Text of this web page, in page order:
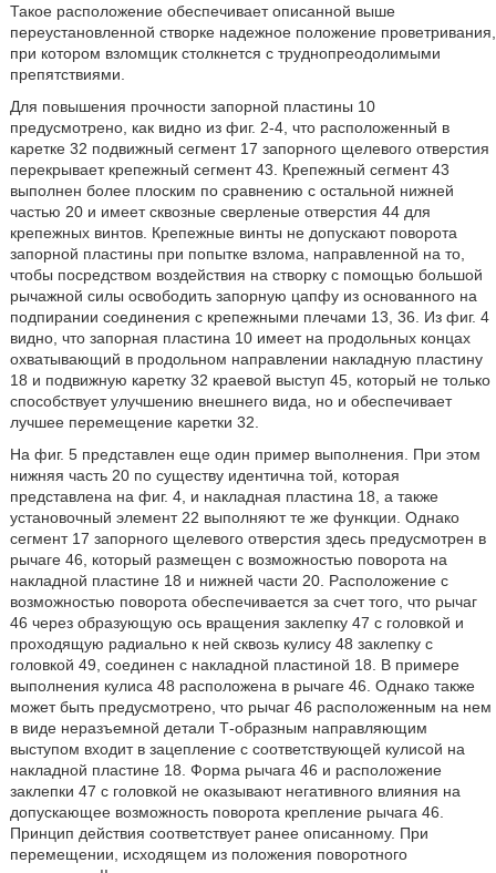
Такое расположение обеспечивает описанной выше
переустановленной створке надежное положение проветривания,
при котором взломщик столкнется с труднопреодолимыми
препятствиями.
Для повышения прочности запорной пластины 10
предусмотрено, как видно из фиг. 2-4, что расположенный в
каретке 32 подвижный сегмент 17 запорного щелевого отверстия
перекрывает крепежный сегмент 43. Крепежный сегмент 43
выполнен более плоским по сравнению с остальной нижней
частью 20 и имеет сквозные сверленые отверстия 44 для
крепежных винтов. Крепежные винты не допускают поворота
запорной пластины при попытке взлома, направленной на то,
чтобы посредством воздействия на створку с помощью большой
рычажной силы освободить запорную цапфу из основанного на
подпирании соединения с крепежными плечами 13, 36. Из фиг. 4
видно, что запорная пластина 10 имеет на продольных концах
охватывающий в продольном направлении накладную пластину
18 и подвижную каретку 32 краевой выступ 45, который не только
способствует улучшению внешнего вида, но и обеспечивает
лучшее перемещение каретки 32.
На фиг. 5 представлен еще один пример выполнения. При этом
нижняя часть 20 по существу идентична той, которая
представлена на фиг. 4, и накладная пластина 18, а также
установочный элемент 22 выполняют те же функции. Однако
сегмент 17 запорного щелевого отверстия здесь предусмотрен в
рычаге 46, который размещен с возможностью поворота на
накладной пластине 18 и нижней части 20. Расположение с
возможностью поворота обеспечивается за счет того, что рычаг
46 через образующую ось вращения заклепку 47 с головкой и
проходящую радиально к ней сквозь кулису 48 заклепку с
головкой 49, соединен с накладной пластиной 18. В примере
выполнения кулиса 48 расположена в рычаге 46. Однако также
может быть предусмотрено, что рычаг 46 расположенным на нем
в виде неразъемной детали Т-образным направляющим
выступом входит в зацепление с соответствующей кулисой на
накладной пластине 18. Форма рычага 46 и расположение
заклепки 47 с головкой не оказывают негативного влияния на
допускающее возможность поворота крепление рычага 46.
Принцип действия соответствует ранее описанному. При
перемещении, исходящем из положения поворотного